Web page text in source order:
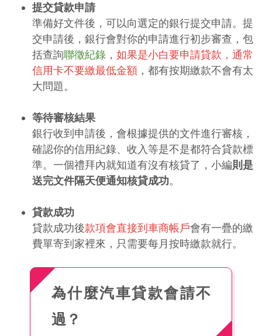
提交貸款申請
準備好文件後，可以向選定的銀行提交申請。提
交申請後，銀行會對你的申請進行初步審查，包
括查詢聯徵紀錄 ， 如果是小白要申請貸款，通常
信用卡不要繳最低金額 ，都有按期繳款不會有太
大問題。
等待審核結果
銀行收到申請後，會根據提供的文件進行審核，
確認你的信用紀錄、收入等是不是都符合貸款標
準。一個禮拜內就知道有沒有核貸了，小編則是
送完文件隔天便通知核貸成功。
貸款成功
貸款成功後款項會直接到車商帳戶會有一疊的繳
費單寄到家裡來，只需要每月按時繳款就行。
為什麼汽車貸款會請不
過？